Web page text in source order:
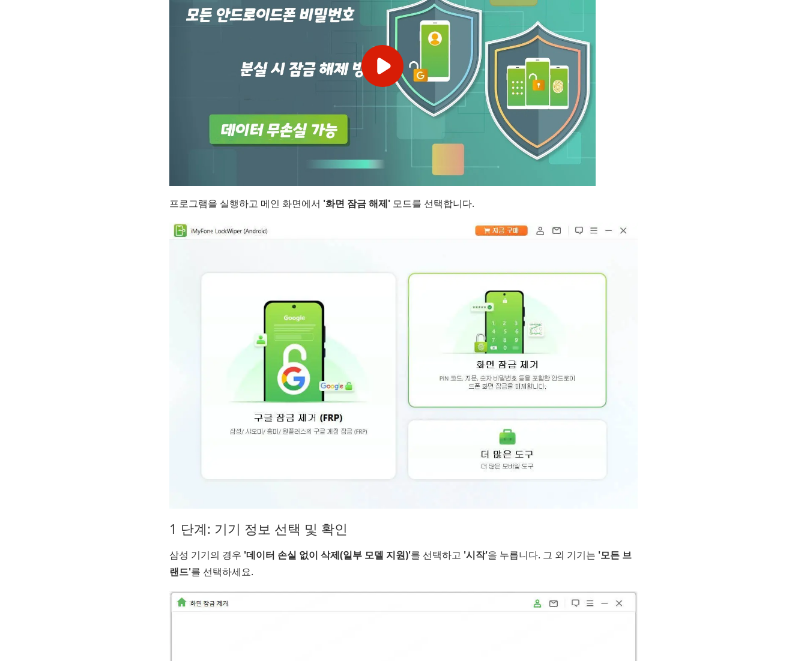
프로그램을 실행하고 메인 화면에서 '화면 잠금 해제' 모드를 선택합니다.
1 단계: 기기 정보 선택 및 확인
삼성 기기의 경우 '데이터 손실 없이 삭제(일부 모델 지원)'를 선택하고 '시작'을 누릅니다. 그 외 기기는 '모든 브
랜드'를 선택하세요.